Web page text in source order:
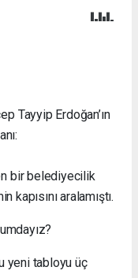
Tayyip Erdoğan’ın
bir belediyecilik
kapısını aralamıştı.
yeni tabloyu üç